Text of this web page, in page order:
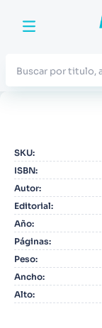
SKU:
ISBN:
Autor:
Editorial:
Año:
Páginas:
Peso:
Ancho:
Alto:
2. Blue Lock
3.
4. Odisea
5. Manga
6.
7. Stephen King